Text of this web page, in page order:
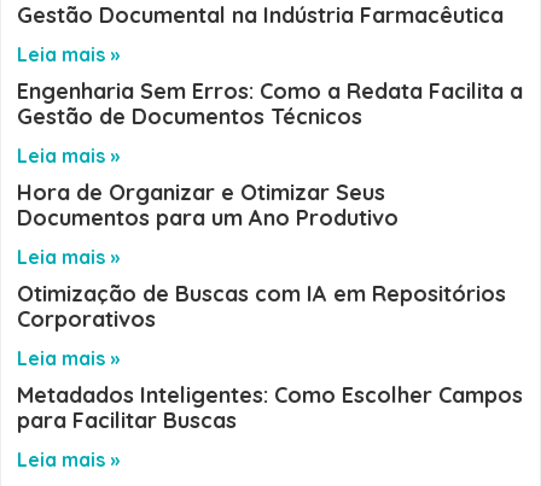
Gestão Documental na Indústria Farmacêutica
Leia mais »
Engenharia Sem Erros: Como a Redata Facilita a
Gestão de Documentos Técnicos
Leia mais »
Hora de Organizar e Otimizar Seus
Documentos para um Ano Produtivo
Leia mais »
Otimização de Buscas com IA em Repositórios
Corporativos
Leia mais »
Metadados Inteligentes: Como Escolher Campos
para Facilitar Buscas
Leia mais »